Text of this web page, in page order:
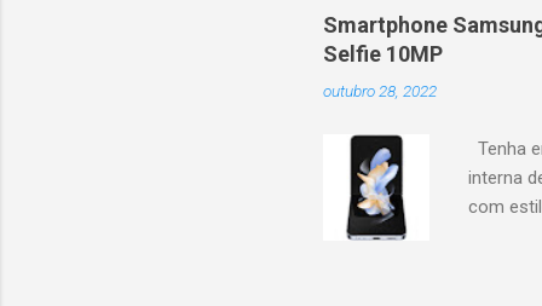
games,
Smartphone
Selfie 10MP
outubro 28, 2022
Tenha
interna
com